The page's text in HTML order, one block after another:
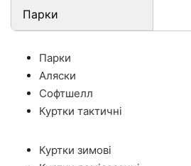
Парки
Парки
Аляски
Софтшелл
Куртки тактичні
Куртки зимові